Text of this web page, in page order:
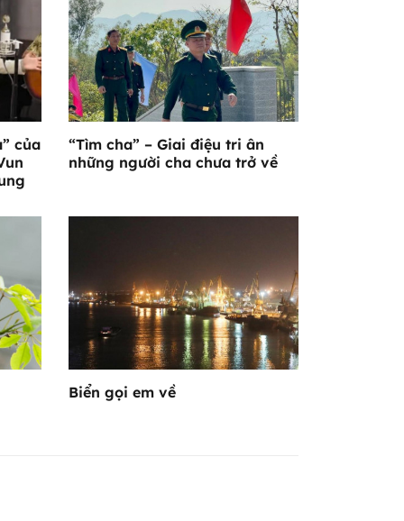
của
“Tìm cha” – Giai điệu tri ân
những người cha chưa trở về
Biển gọi em về